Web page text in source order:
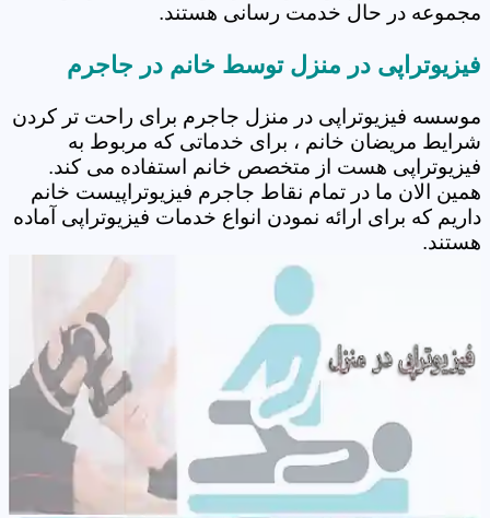
مجموعه در حال خدمت رسانی هستند.
فیزیوتراپی در منزل توسط خانم در جاجرم
موسسه فیزیوتراپی در منزل جاجرم برای راحت تر کردن
شرایط مریضان خانم ، برای خدماتی که مربوط به
فیزیوتراپی هست از متخصص خانم استفاده می کند.
همین الان ما در تمام نقاط جاجرم فیزیوتراپیست خانم
داریم که برای ارائه نمودن انواع خدمات فیزیوتراپی آماده
هستند.